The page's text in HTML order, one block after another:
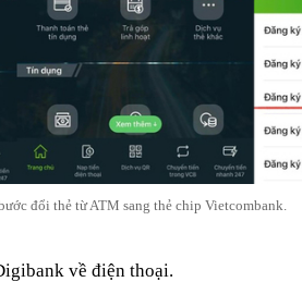
đổi thẻ từ ATM sang thẻ chip Vietcombank.
về điện thoại.